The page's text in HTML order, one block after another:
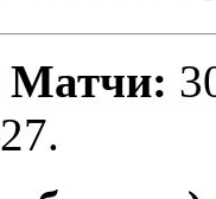
Матчи: